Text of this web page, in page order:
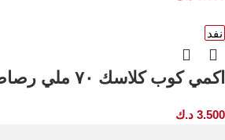
نفد
اكمي كوب كلاسك ٧٠ ملي رصاصي
3.500 د.ك